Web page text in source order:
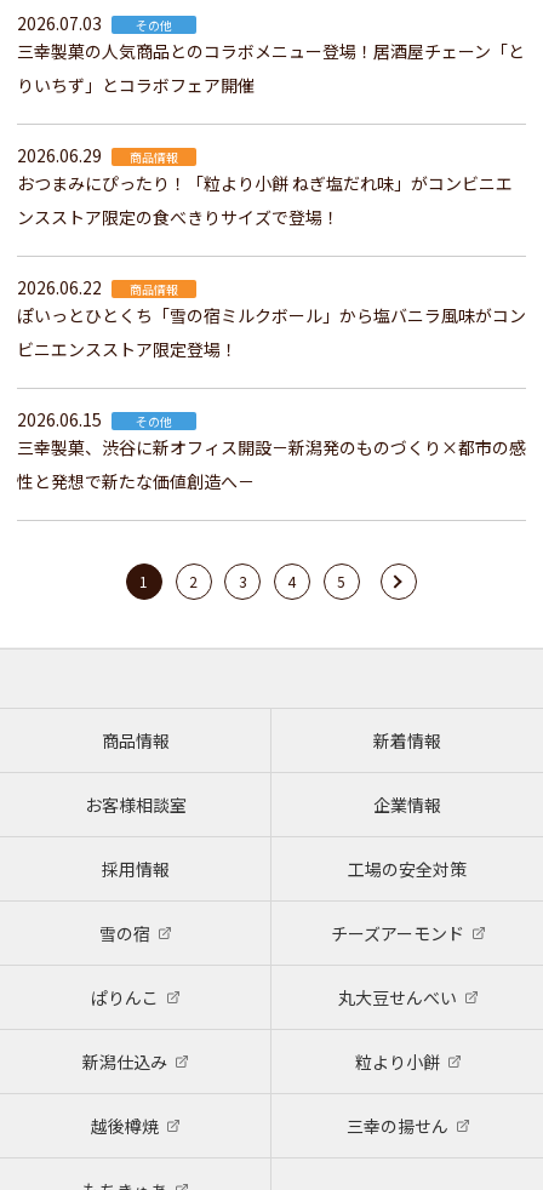
2026.07.03 その他
三幸製菓の人気商品とのコラボメニュー登場！居酒屋チェーン「と
りいちず」とコラボフェア開催
2026.06.29 商品情報
おつまみにぴったり！「粒より小餅 ねぎ塩だれ味」がコンビニエ
ンスストア限定の食べきりサイズで登場！
2026.06.22 商品情報
ぽいっとひとくち「雪の宿ミルクボール」から塩バニラ風味がコン
ビニエンスストア限定登場！
2026.06.15 その他
三幸製菓、渋谷に新オフィス開設－新潟発のものづくり×都市の感
性と発想で新たな価値創造へ－
1 2 3 4 5
商品情報 新着情報
お客様相談室 企業情報
採用情報 工場の安全対策
雪の宿 チーズアーモンド
ぱりんこ 丸大豆せんべい
新潟仕込み 粒より小餅
越後樽焼 三幸の揚せん